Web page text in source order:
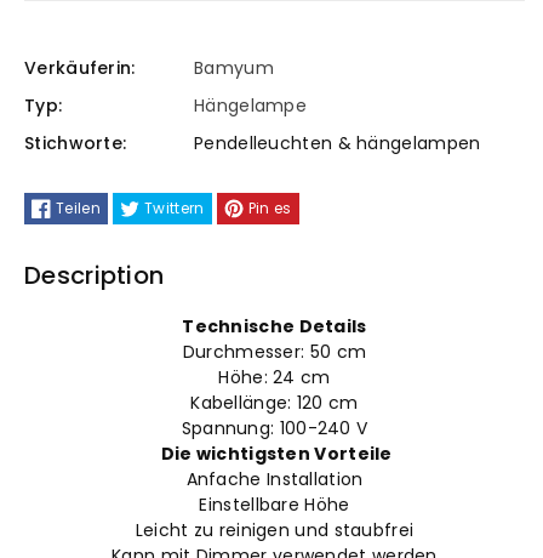
100%
Metall
E27
100%
Metall
E27
Verkäuferin:
Bamyum
Typ:
Hängelampe
Stichworte:
Pendelleuchten & hängelampen
Teilen Twittern Pin es
Description
Technische Details
Durchmesser: 50 cm
Höhe: 24 cm
Kabellänge: 120 cm
Spannung: 100-240 V
Die wichtigsten Vorteile
Anfache Installation
Einstellbare Höhe
Leicht zu reinigen und staubfrei